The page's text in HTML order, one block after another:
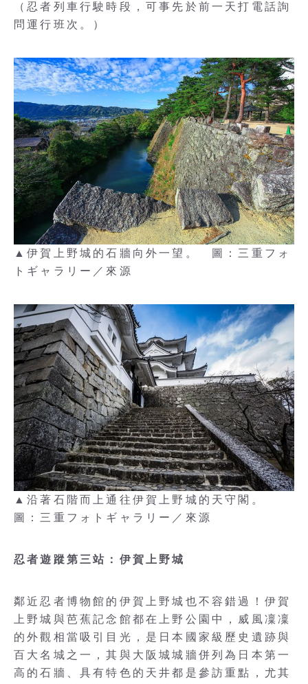
（忍者列車行駛時段，可事先於前一天打電話詢
問運行班次。）
▲伊賀上野城的石牆向外一望。 圖：三重フォ
トギャラリー／來源
▲沿著石階而上通往伊賀上野城的天守閣。
圖：三重フォトギャラリー／來源
忍者遊蹤第三站：伊賀上野城
鄰近忍者博物館的伊賀上野城也不容錯過！伊賀
上野城與芭蕉記念館都在上野公園中，威風凜凜
的外觀相當吸引目光，是日本國家級歷史遺跡與
百大名城之一，其與大阪城城牆併列為日本第一
高的石牆、具有特色的天井都是參訪重點，尤其